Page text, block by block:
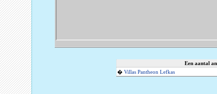
Een aantal
� Villas Pantheon Lefkas